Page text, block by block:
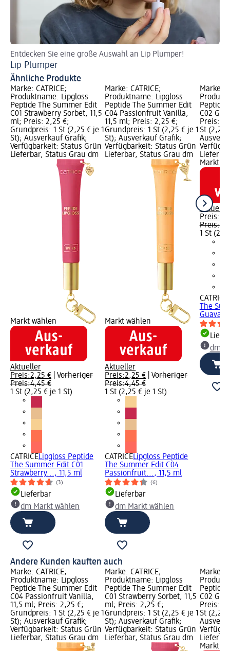
Entdecken Sie eine große Auswahl an Lip Plumper!
Lip Plumper
Ähnliche Produkte
Marke: CATRICE;
Produktname: Lipgloss
Peptide The Summer Edit
C01 Strawberry Sorbet, 11,5
ml; Preis: 2,25 €;
Grundpreis: 1 St (2,25 € je 1
St); Ausverkauf Grafik;
Verfügbarkeit: Status Grün
Lieferbar, Status Grau dm
Markt wählen
Aktueller
Preis:2,25 €
Vorheriger
Preis:4,45 €
1 St (2,25 € je 1 St)
CATRICELipgloss Peptide
The Summer Edit C01
Strawberry..., 11,5 ml
(3)
Lieferbar
dm Markt wählen
Marke: CATRICE;
Produktname: Lipgloss
Peptide The Summer Edit
C04 Passionfruit Vanilla,
11,5 ml; Preis: 2,25 €;
Grundpreis: 1 St (2,25 € je 1
St); Ausverkauf Grafik;
Verfügbarkeit: Status Grün
Lieferbar, Status Grau dm
Markt wählen
Aktueller
Preis:2,25 € |Vorheriger
Preis:4,45 €
1 St (2,25 € je 1 St)
CATRICELipgloss Peptide
The Summer Edit C04
Passionfruit..., 11,5 ml
(6)
Lieferbar
dm Markt wählen
Marke:
Peptide
C02
Preis:
St (2,25
Markt
Aktueller
Preis:
Preis:
1 St
CATRICE
The
Guava
dm
Andere Kunden kauften auch
Marke: CATRICE;
Produktname: Lipgloss
Peptide The Summer Edit
C04 Passionfruit Vanilla,
11,5 ml; Preis: 2,25 €;
Grundpreis: 1 St (2,25 € je 1
St); Ausverkauf Grafik;
Verfügbarkeit: Status Grün
Lieferbar, Status Grau dm
Marke: CATRICE;
Produktname: Lipgloss
Peptide The Summer Edit
C01 Strawberry Sorbet, 11,5
ml; Preis: 2,25 €;
Grundpreis: 1 St (2,25 € je 1
St); Ausverkauf Grafik;
Verfügbarkeit: Status Grün
Lieferbar, Status Grau dm
Marke:
Peptide
C02
Preis:
St (2,25
Markt